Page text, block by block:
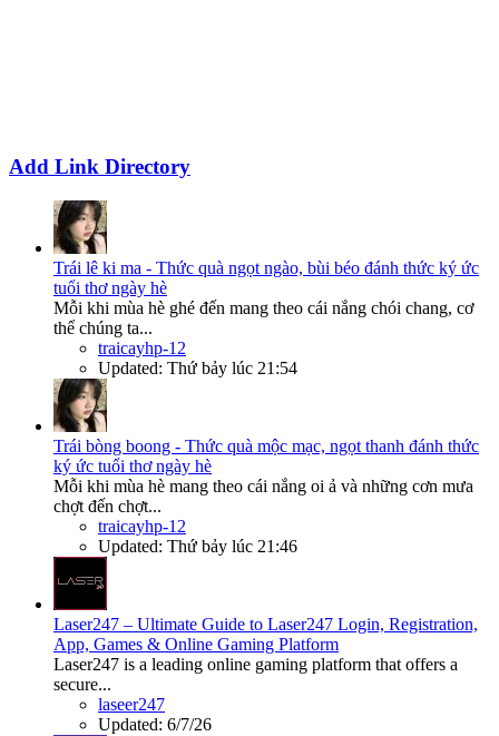
Add Link Directory
Trái lê ki ma - Thức quà ngọt ngào, bùi béo đánh thức ký ức
tuổi thơ ngày hè
Mỗi khi mùa hè ghé đến mang theo cái nắng chói chang, cơ
thể chúng ta...
traicayhp-12
Updated: Thứ bảy lúc 21:54
Trái bòng boong - Thức quà mộc mạc, ngọt thanh đánh thức
ký ức tuổi thơ ngày hè
Mỗi khi mùa hè mang theo cái nắng oi ả và những cơn mưa
chợt đến chợt...
traicayhp-12
Updated: Thứ bảy lúc 21:46
Laser247 – Ultimate Guide to Laser247 Login, Registration,
App, Games & Online Gaming Platform
Laser247 is a leading online gaming platform that offers a
secure...
laseer247
Updated: 6/7/26